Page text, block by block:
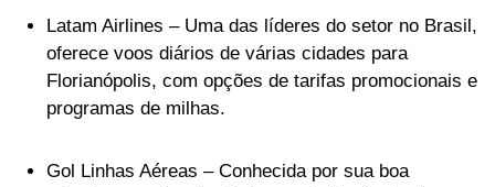
Latam Airlines – Uma das líderes do setor no Brasil,
oferece voos diários de várias cidades para
Florianópolis, com opções de tarifas promocionais e
programas de milhas.
Gol Linhas Aéreas – Conhecida por sua boa